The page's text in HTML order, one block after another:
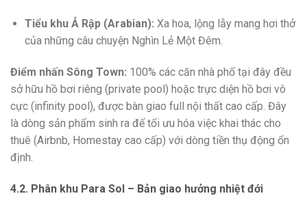
Tiểu khu Ả Rập (Arabian): Xa hoa, lộng lẫy mang hơi thở
của những câu chuyện Nghìn Lẻ Một Đêm.
Điểm nhấn Sông Town: 100% các căn nhà phố tại đây đều
sở hữu hồ bơi riêng (private pool) hoặc trực diện hồ bơi vô
cực (infinity pool), được bàn giao full nội thất cao cấp. Đây
là dòng sản phẩm sinh ra để tối ưu hóa việc khai thác cho
thuê (Airbnb, Homestay cao cấp) với dòng tiền thụ động ổn
định.
4.2. Phân khu Para Sol – Bản giao hưởng nhiệt đới